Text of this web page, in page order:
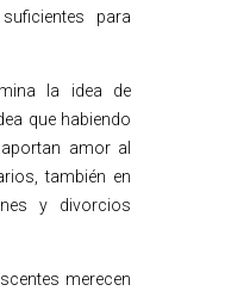
para
la idea de
que habiendo
amor al
también en
y divorcios
merecen